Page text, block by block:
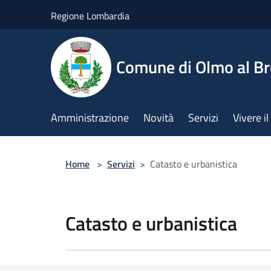
Regione Lombardia
Comune di Olmo al
Amministrazione Novità Servizi Vivere
Home > Servizi > Catasto e urbanistica
Catasto e urbanistica